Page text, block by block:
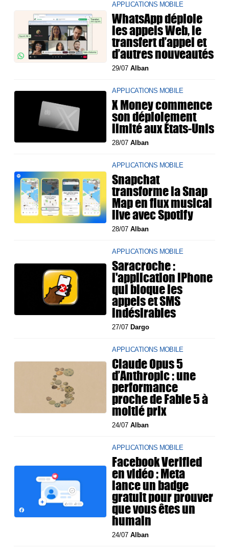
APPLICATIONS MOBILE
WhatsApp déploie
les appels Web, le
transfert d’appel et
d’autres nouveautés
29/07Alban
APPLICATIONS MOBILE
X Money commence
son déploiement
limité aux États-Unis
28/07Alban
APPLICATIONS MOBILE
Snapchat
transforme la Snap
Map en flux musical
live avec Spotify
28/07Alban
APPLICATIONS MOBILE
Saracroche :
l'application iPhone
qui bloque les
appels et SMS
indésirables
27/07 Dargo
APPLICATIONS MOBILE
Claude Opus 5
d’Anthropic : une
performance
proche de Fable 5 à
moitié prix
24/07Alban
APPLICATIONS MOBILE
Facebook Verified
en vidéo : Meta
lance un badge
gratuit pour prouver
que vous êtes un
humain
24/07Alban